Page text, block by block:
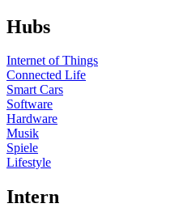
Hubs
Internet of Things
Connected Life
Smart Cars
Software
Hardware
Musik
Spiele
Lifestyle
Intern